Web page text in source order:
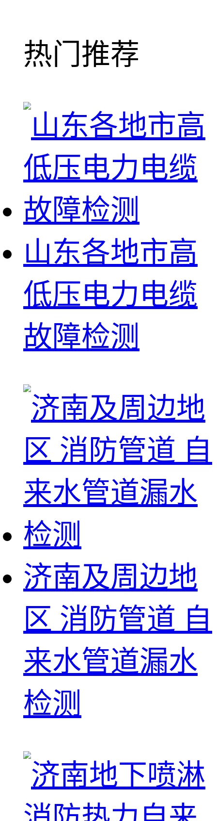
热门推荐
山东各地市高
低压电力电缆
故障检测
济南及周边地
区 消防管道 自
来水管道漏水
检测